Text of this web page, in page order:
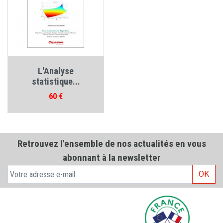
L'Analyse
statistique...
Prix
60 €
Retrouvez l'ensemble de nos actualités en vous
abonnant à la newsletter
OK